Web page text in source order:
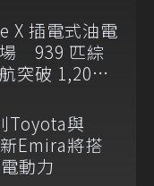
X 插電式油電
939 匹綜
突破 1,200
Toyota與
Emira將搭
動力